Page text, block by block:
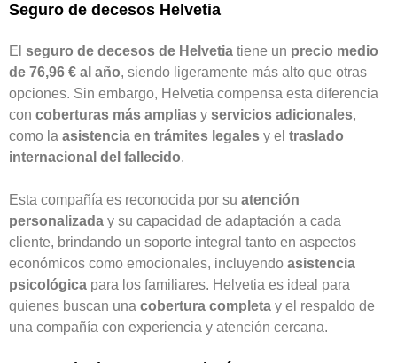
Seguro de decesos Helvetia
El seguro de decesos de Helvetia tiene un precio medio
de 76,96 € al año, siendo ligeramente más alto que otras
opciones. Sin embargo, Helvetia compensa esta diferencia
con coberturas más amplias y servicios adicionales,
como la asistencia en trámites legales y el traslado
internacional del fallecido.
Esta compañía es reconocida por su atención
personalizada y su capacidad de adaptación a cada
cliente, brindando un soporte integral tanto en aspectos
económicos como emocionales, incluyendo asistencia
psicológica para los familiares. Helvetia es ideal para
quienes buscan una cobertura completa y el respaldo de
una compañía con experiencia y atención cercana.